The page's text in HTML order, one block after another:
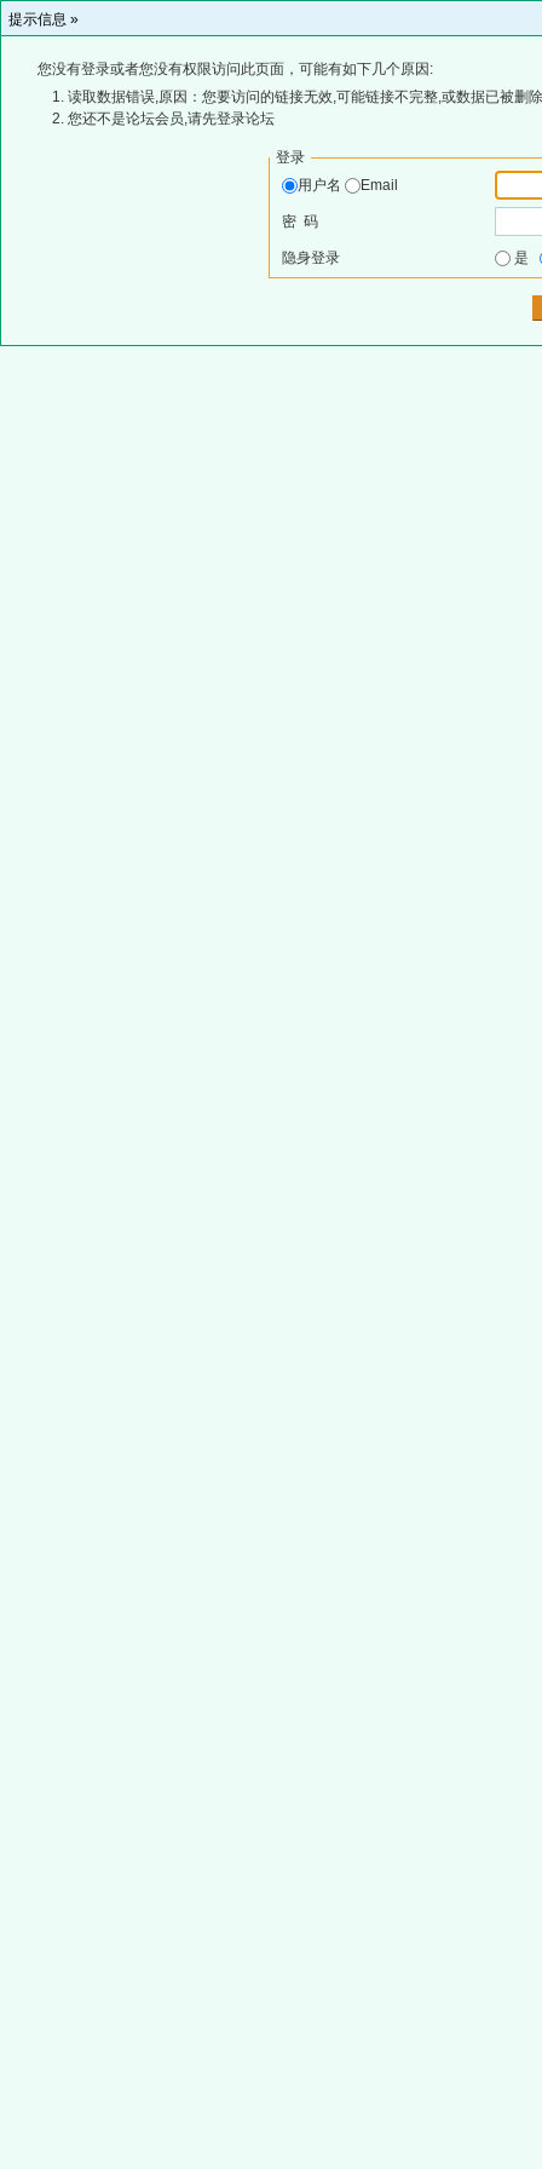
提示信息 »
您没有登录或者您没有权限访问此页面，可能有如下几个原因:
读取数据错误,原因：您要访问的链接无效,可能链接不完整,或数据已被删
您还不是论坛会员,请先登录论坛
登录
用户名
Email
密 码
隐身登录 是